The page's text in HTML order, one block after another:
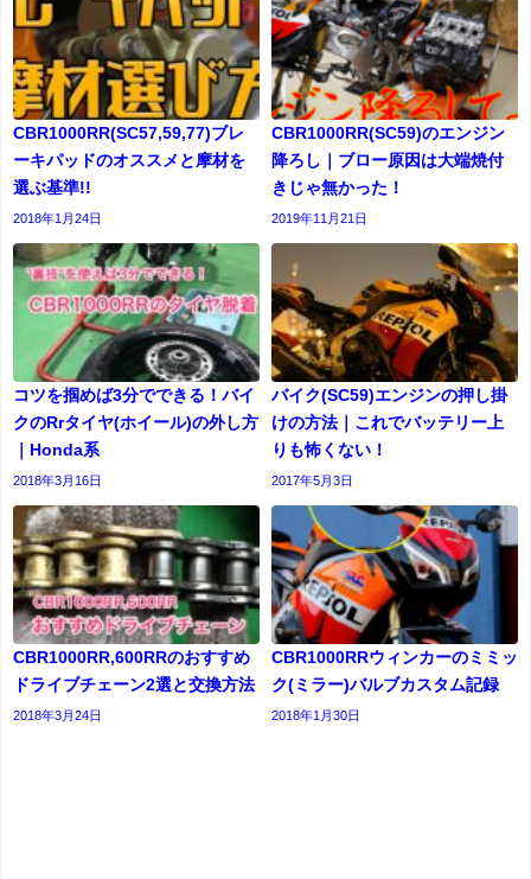
CBR1000RR(SC57,59,77)ブレ
ーキパッドのオススメと摩材を
選ぶ基準!!
2018年1月24日
CBR1000RR(SC59)のエンジン
降ろし｜ブロー原因は大端焼付
きじゃ無かった！
2019年11月21日
コツを掴めば3分でできる！バイ
クのRrタイヤ(ホイール)の外し方
｜Honda系
2018年3月16日
バイク(SC59)エンジンの押し掛
けの方法｜これでバッテリー上
りも怖くない！
2017年5月3日
CBR1000RR,600RRのおすすめ
ドライブチェーン2選と交換方法
2018年3月24日
CBR1000RRウィンカーのミミッ
ク(ミラー)バルブカスタム記録
2018年1月30日